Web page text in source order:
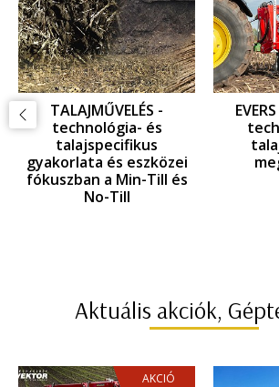
GYOMKEZELÉS -
KAPÁLÁS: technológia-
és talajspecifikus
gyakorlata és eszközei
az EINBÖCK innováció
tükrében
Aktuális akciók,
AKCIÓ